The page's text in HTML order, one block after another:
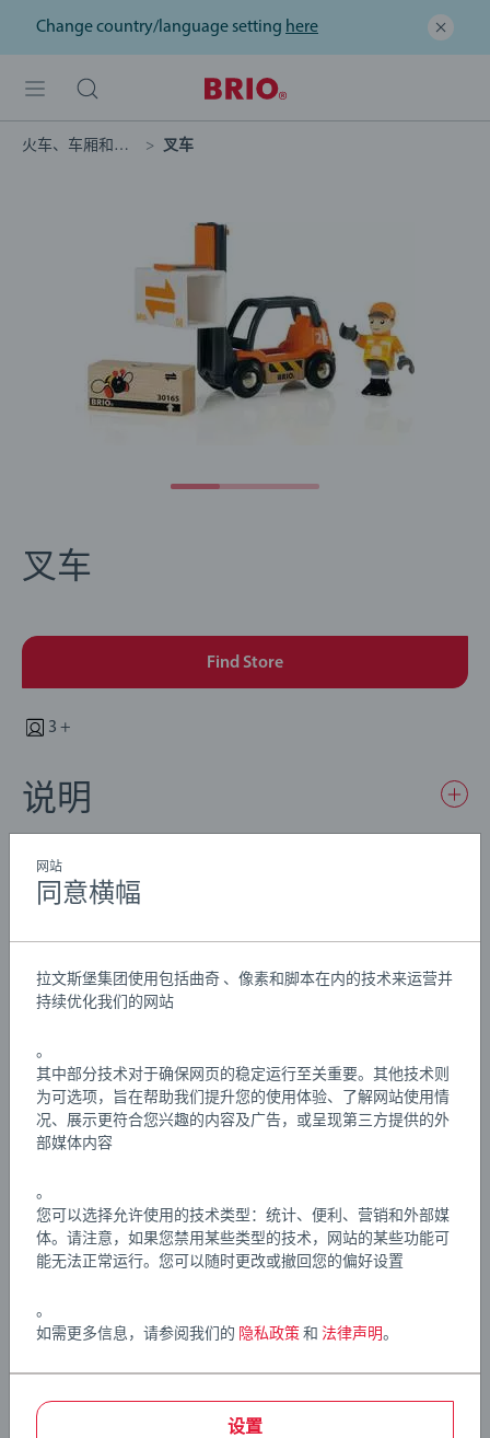
Change country/language setting here
火车、车厢和汽车 叉车
叉车
Find Store
3 +
说明
来来往往的火车和货车运来一批又一批货物，又将它们运
走。 使用这款精致的叉车帮助工人。 使用杠杆举起货物向
的人偶与驾驶座完美契合。
BRIO火车、机车、货车、客车和车辆均采用经典BRIO磁吸
BRIO世界。BRIO世界铁路系列采用FSC®（FSC-C111262）
认证的欧洲山毛榉木及高品质塑料制成，适合3岁及以上儿
童，是男孩的理想礼物，也是女孩的绝佳选择。我们知道
孩子们有时会以意想不到的方式玩玩具。因此，我们严格
求。BRIO铁路套装是生日礼物或圣诞礼物的绝佳选择。
Warning and manufacturer information
网站
同意横幅
拉文斯堡集团使用包括曲奇 、像素和脚本在内的技术来运营并
持续优化我们的网站
。
其中部分技术对于确保网页的稳定运行至关重要。其他技术则
为可选项，旨在帮助我们提升您的使用体验、了解网站使用情
况、展示更符合您兴趣的内容及广告，或呈现第三方提供的外
部媒体内容
。
您可以选择允许使用的技术类型：统计、便利、营销和外部媒
体。请注意，如果您禁用某些类型的技术，网站的某些功能可
能无法正常运行。您可以随时更改或撤回您的偏好设置
。
如需更多信息，请参阅我们的 隐私政策 和 法律声明。
设置